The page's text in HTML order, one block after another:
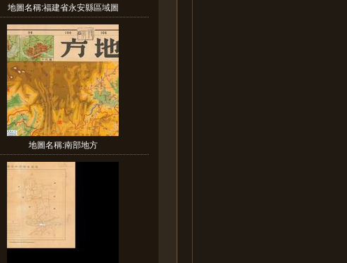
地圖名稱:福建省永安縣區域圖
地圖名稱:南部地方